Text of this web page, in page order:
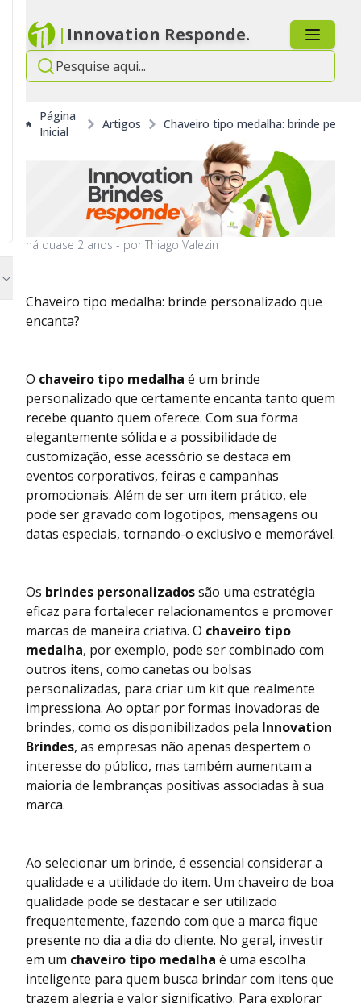
| Innovation Responde.
Página
Inicial
Artigos Chaveiro tipo medalha: brinde
há quase 2 anos - por Thiago Valezin
Chaveiro tipo medalha: brinde personalizado que
encanta?
O chaveiro tipo medalha é um brinde
personalizado que certamente encanta tanto quem
recebe quanto quem oferece. Com sua forma
elegantemente sólida e a possibilidade de
customização, esse acessório se destaca em
eventos corporativos, feiras e campanhas
promocionais. Além de ser um item prático, ele
pode ser gravado com logotipos, mensagens ou
datas especiais, tornando-o exclusivo e memorável.
Os brindes personalizadossão uma estratégia
eficaz para fortalecer relacionamentos e promover
marcas de maneira criativa. O chaveiro tipo
medalha, por exemplo, pode ser combinado com
outros itens, como canetas ou bolsas
personalizadas, para criar um kit que realmente
impressiona. Ao optar por formas inovadoras de
brindes, como os disponibilizados pela Innovation
Brindes, as empresas não apenas despertem o
interesse do público, mas também aumentam a
maioria de lembranças positivas associadas à sua
marca.
Ao selecionar um brinde, é essencial considerar a
qualidade e a utilidade do item. Um chaveiro de boa
qualidade pode se destacar e ser utilizado
frequentemente, fazendo com que a marca fique
presente no dia a dia do cliente. No geral, investir
em um chaveiro tipo medalha é uma escolha
inteligente para quem busca brindar com itens que
trazem alegria e valor significativo. Para explorar